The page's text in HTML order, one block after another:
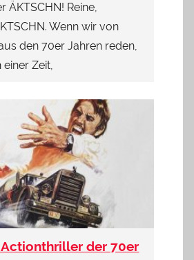
ÄKTSCHN! Reine,
Wenn wir von
den 70er Jahren reden,
Zeit,
der 70er